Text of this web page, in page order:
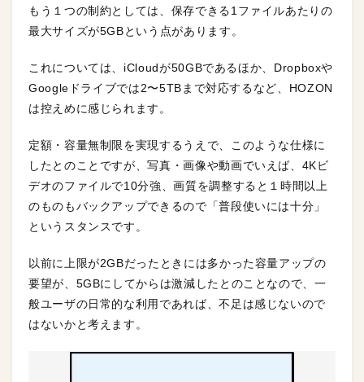
もう１つの制約としては、保存できる1ファイルあたりの
最大サイズが5GBという点があります。
これについては、iCloudが50GBであるほか、Dropboxや
Googleドライブでは2〜5TBまで対応するなど、HOZON
は控えめに感じられます。
定額・容量無制限を実現するうえで、このような仕様に
したとのことですが、写真・画像や動画でいえば、4Kビ
デオのファイルで10分強、画質を調整すると１時間以上
のものもバックアップできるので「普段使いには十分」
というスタンスです。
以前に上限が2GBだったときには多かった容量アップの
要望が、5GBにしてからは激減したとのことなので、一
般ユーザの日常的な利用であれば、不足は感じないので
はないかと考えます。